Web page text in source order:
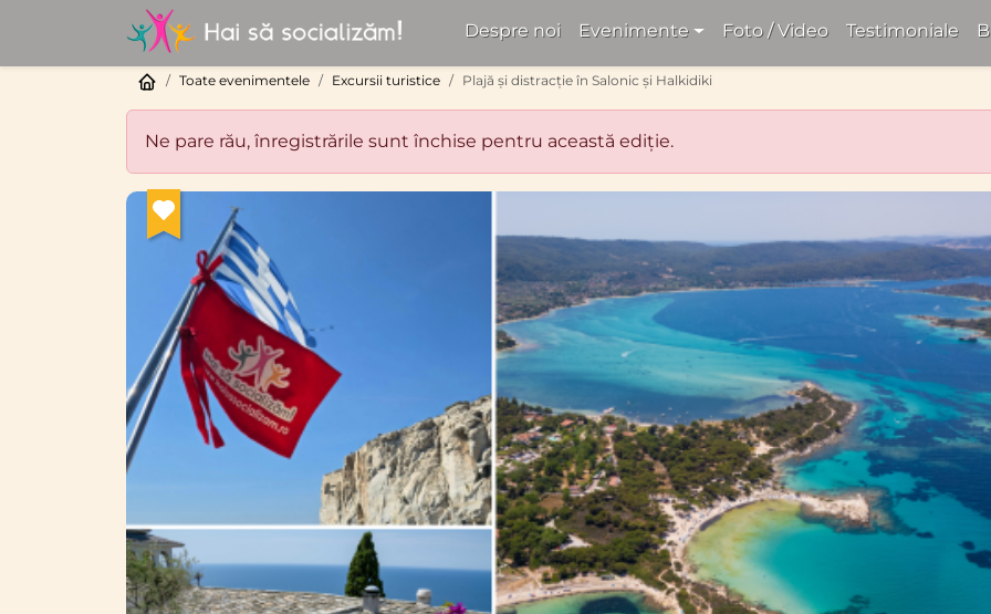
Despre noi Evenimente Foto / Video Testimoniale
Toate evenimentele Excursii turistice Plajă și distracție în Salonic și Halkidiki
Ne pare rău, înregistrările sunt închise pentru această ediție.